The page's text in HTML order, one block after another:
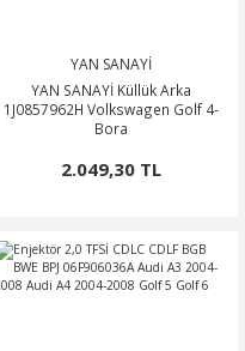
YAN SANAYİ
YAN SANAYİ Küllük Arka
1J0857962H Volkswagen Golf 4-
Bora
2.049,30 TL